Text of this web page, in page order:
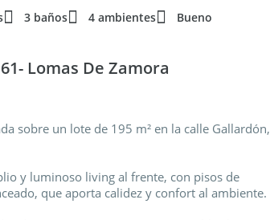
3 baños 4 ambientes
Bueno
Lomas De Zamora
sobre un lote de 195 m² en la calle Gallardón,
y luminoso living al frente, con pisos de
que aporta calidez y confort al ambiente.